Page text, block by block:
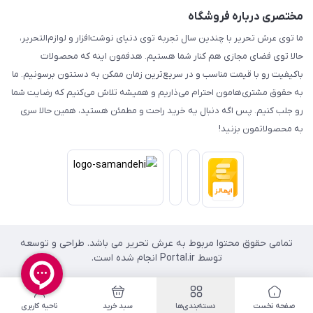
مختصری درباره فروشگاه
ما توی عرش تحریر با چندین سال تجربه توی دنیای نوشت‌افزار و لوازم‌التحریر،
حالا توی فضای مجازی هم کنار شما هستیم. هدفمون اینه که محصولات
باکیفیت رو با قیمت مناسب و در سریع‌ترین زمان ممکن به دستتون برسونیم. ما
به حقوق مشتری‌هامون احترام می‌ذاریم و همیشه تلاش می‌کنیم که رضایت شما
رو جلب کنیم. پس اگه دنبال یه خرید راحت و مطمئن هستید، همین حالا سری
به محصولاتمون بزنید!
تمامی حقوق محتوا مربوط به عرش تحریر می باشد. طراحی و توسعه
توسط Portal.ir انجام شده است.
صفحه نخست دسته‌بندی‌ها سبد خرید ناحیه کاربری